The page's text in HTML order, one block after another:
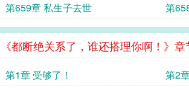
第659章 私生子去世 第
《都断绝关系了，谁还搭理你啊！》
第1章 受够了！ 第2